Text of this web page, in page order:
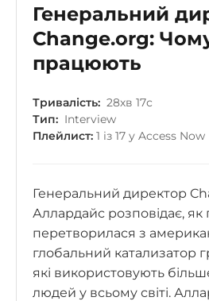
Генеральний
Change.org:
працюють
Тривалість: 28хв 17с
Тип: Interview
Плейлист: 1 із 17 у Access Now
Генеральний директор
Аллардайс розповідає,
перетворилася з
глобальний катализатор
які використовують
людей у ​​всьому світі.